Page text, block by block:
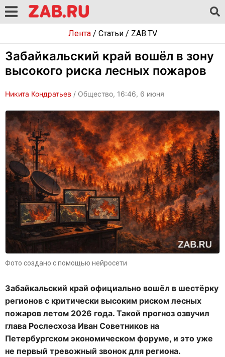
Лента/ Статьи/ ZAB.TV
Забайкальский край вошёл в зону
высокого риска лесных пожаров
Никита Кондратьев / Общество, 16:46, 6 июня
Фото создано с помощью нейросети
Забайкальский край официально вошёл в шестёрку
регионов с критически высоким риском лесных
пожаров летом 2026 года. Такой прогноз озвучил
глава Рослесхоза Иван Советников на
Петербургском экономическом форуме, и это уже
не первый тревожный звонок для региона.